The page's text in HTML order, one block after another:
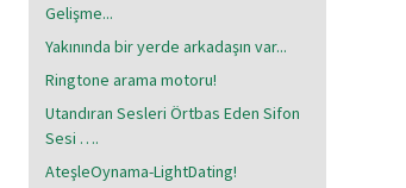
Gelişme...
Yakınında bir yerde arkadaşın var...
Ringtone arama motoru!
Utandıran Sesleri Örtbas Eden Sifon
Sesi ….
AteşleOynama-LightDating!